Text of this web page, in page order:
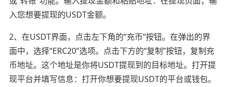
入您想要提现的USDT金额。
2、在USDT界面，点击左下角的“充币”按钮。在弹出的界
面中，选择“ERC20”选项。点击下方的“复制”按钮，复制充
币地址。这个地址是你将USDT提现到的目标地址。打开提
现平台并填写信息：打开你想要提现USDT的平台或钱包。